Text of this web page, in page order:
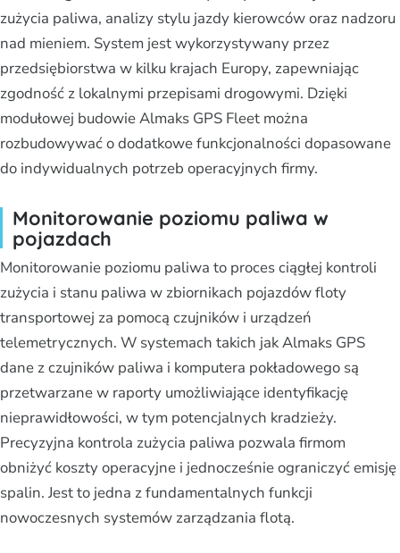
zużycia paliwa, analizy stylu jazdy kierowców oraz nadzoru
nad mieniem. System jest wykorzystywany przez
przedsiębiorstwa w kilku krajach Europy, zapewniając
zgodność z lokalnymi przepisami drogowymi. Dzięki
modułowej budowie Almaks GPS Fleet można
rozbudowywać o dodatkowe funkcjonalności dopasowane
do indywidualnych potrzeb operacyjnych firmy.
Monitorowanie poziomu paliwa w
pojazdach
Monitorowanie poziomu paliwa to proces ciągłej kontroli
zużycia i stanu paliwa w zbiornikach pojazdów floty
transportowej za pomocą czujników i urządzeń
telemetrycznych. W systemach takich jak Almaks GPS
dane z czujników paliwa i komputera pokładowego są
przetwarzane w raporty umożliwiające identyfikację
nieprawidłowości, w tym potencjalnych kradzieży.
Precyzyjna kontrola zużycia paliwa pozwala firmom
obniżyć koszty operacyjne i jednocześnie ograniczyć emisję
spalin. Jest to jedna z fundamentalnych funkcji
nowoczesnych systemów zarządzania flotą.